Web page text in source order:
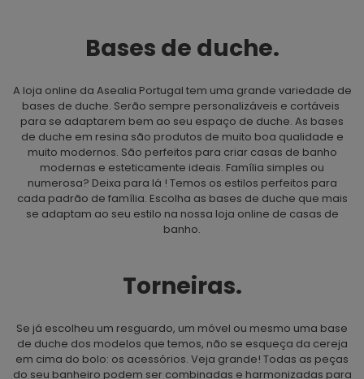
Bases de duche.
A loja online da Asealia Portugal tem uma grande variedade de
bases de duche. Serão sempre personalizáveis ​​e cortáveis ​​
para se adaptarem bem ao seu espaço de duche. As bases
de duche em resina são produtos de muito boa qualidade e
muito modernos. São perfeitos para criar casas de banho
modernas e esteticamente ideais. Família simples ou
numerosa? Deixa para lá ! Temos os estilos perfeitos para
cada padrão de família. Escolha as bases de duche que mais
se adaptam ao seu estilo na nossa loja online de casas de
banho.
Torneiras.
Se já escolheu um resguardo, um móvel ou mesmo uma base
de duche dos modelos que temos, não se esqueça da cereja
em cima do bolo: os acessórios. Veja grande! Todas as peças
do seu banheiro podem ser combinadas e harmonizadas para